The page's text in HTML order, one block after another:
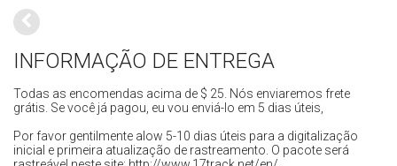
INFORMAÇÃO DE ENTREGA
Todas as encomendas acima de $ 25. Nós enviaremos frete
grátis. Se você já pagou, eu vou enviá-lo em 5 dias úteis,
Por favor gentilmente alow 5-10 dias úteis para a digitalização
inicial e primeira atualização de rastreamento. O pacote será